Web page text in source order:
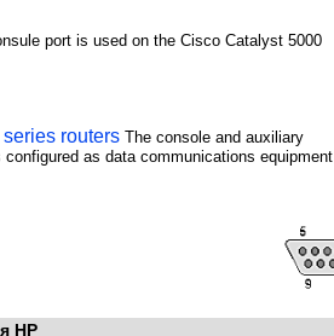
port is used on the Cisco Catalyst 5000
routers The console and auxiliary
as data communications equipment
HP